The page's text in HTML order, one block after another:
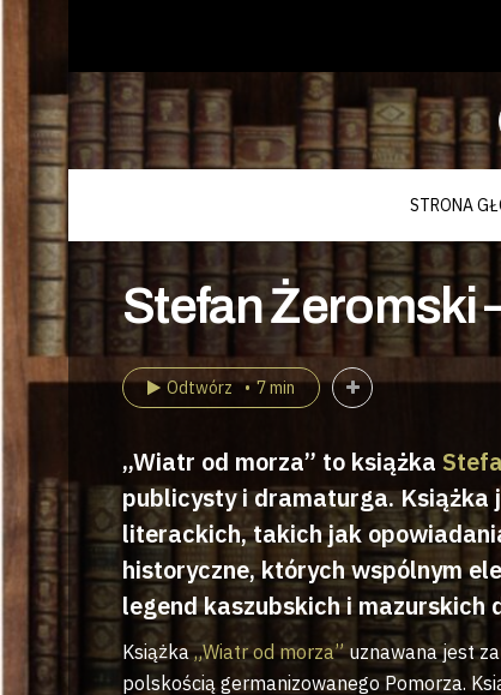
STRONA
Stefan Żeromski
Odtwórz 7 min
„Wiatr od morza” to książka
publicysty i dramaturga. Książka
literackich, takich jak
historyczne, których wspólnym
legend kaszubskich i mazurskich
Książka„Wiatr od morza”uznawana jest
polskością germanizowanego Pomorza.